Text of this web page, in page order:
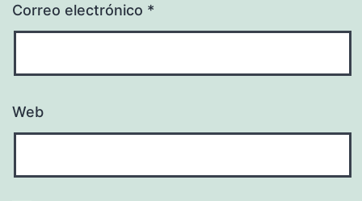
Correo electrónico *
Web